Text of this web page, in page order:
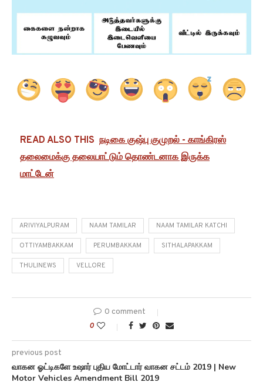
READ ALSO THIS நடிகை குஷ்பு குமுறல் - காங்கிரஸ்
தலைமைக்கு தலையாட்டும் தொண்டனாக இருக்க
மாட்டேன்
ARIVIYALPURAM NAAM TAMILAR NAAM TAMILAR KATCHI
OTTIYAMBAKKAM PERUMBAKKAM SITHALAPAKKAM
THULINEWS VELLORE
0 comment
0
previous post
வாகன ஓட்டிகளே உஷார் புதிய மோட்டார் வாகன சட்டம் 2019 | New
Motor Vehicles Amendment Bill 2019